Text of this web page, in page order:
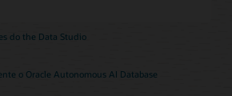
do the Data Studio
o Oracle Autonomous AI Database